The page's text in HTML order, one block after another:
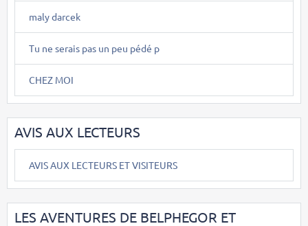
maly darcek
Tu ne serais pas un peu pédé p
CHEZ MOI
AVIS AUX LECTEURS
AVIS AUX LECTEURS ET VISITEURS
LES AVENTURES DE BELPHEGOR ET